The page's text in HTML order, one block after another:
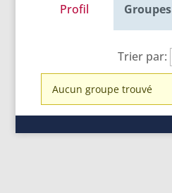
Profil Groupes
Trier par:
Groupes
du
Aucun groupe trouvé